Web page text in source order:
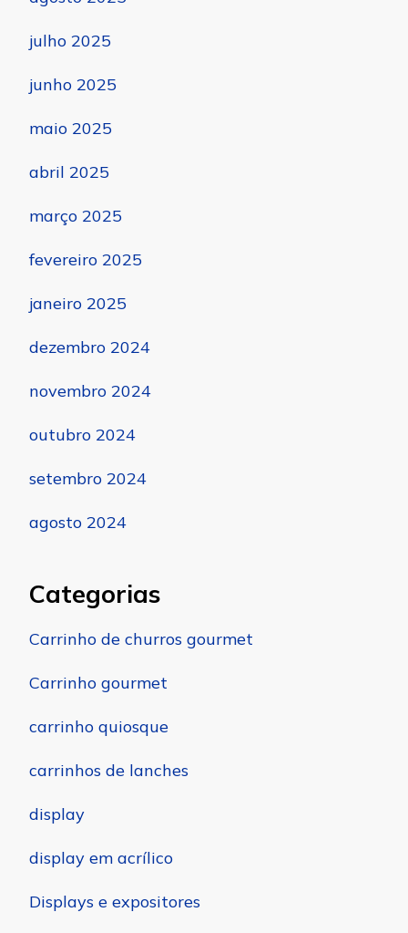
julho 2025
junho 2025
maio 2025
abril 2025
março 2025
fevereiro 2025
janeiro 2025
dezembro 2024
novembro 2024
outubro 2024
setembro 2024
agosto 2024
Categorias
Carrinho de churros gourmet
Carrinho gourmet
carrinho quiosque
carrinhos de lanches
display
display em acrílico
Displays e expositores